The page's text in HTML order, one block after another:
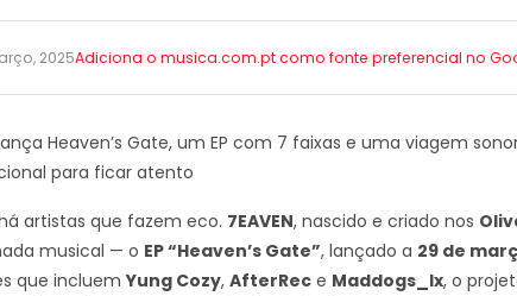
2025Adiciona o musica.com.pt como fonte preferencial no
Heaven’s Gate, um EP com 7 faixas e uma viagem
para ficar atento
artistas que fazem eco. 7EAVEN, nascido e criado nos
musical — o EP “Heaven’s Gate”, lançado a 29 de
que incluemYung Cozy, AfterRec e Maddogs_lx, o